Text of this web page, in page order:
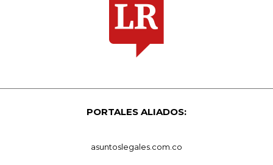
PORTALES ALIADOS:
asuntoslegales.com.co